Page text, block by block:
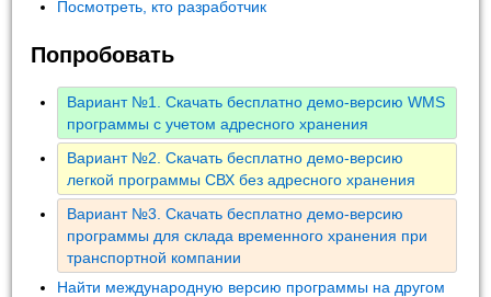
Посмотреть, кто разработчик
Попробовать
Вариант №1. Скачать бесплатно демо-версию WMS
программы с учетом адресного хранения
Вариант №2. Скачать бесплатно демо-версию
легкой программы СВХ без адресного хранения
Вариант №3. Скачать бесплатно демо-версию
программы для склада временного хранения при
транспортной компании
Найти международную версию программы на другом